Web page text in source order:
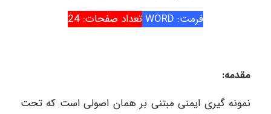
فرمت: WORD
تعداد صفحات: 24
مقدمه:
نمونه گیری ایمنی مبتنی بر همان اصولی است که تحت